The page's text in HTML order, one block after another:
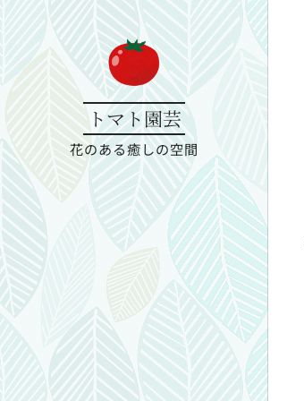
トマト園芸
花のある癒しの空間